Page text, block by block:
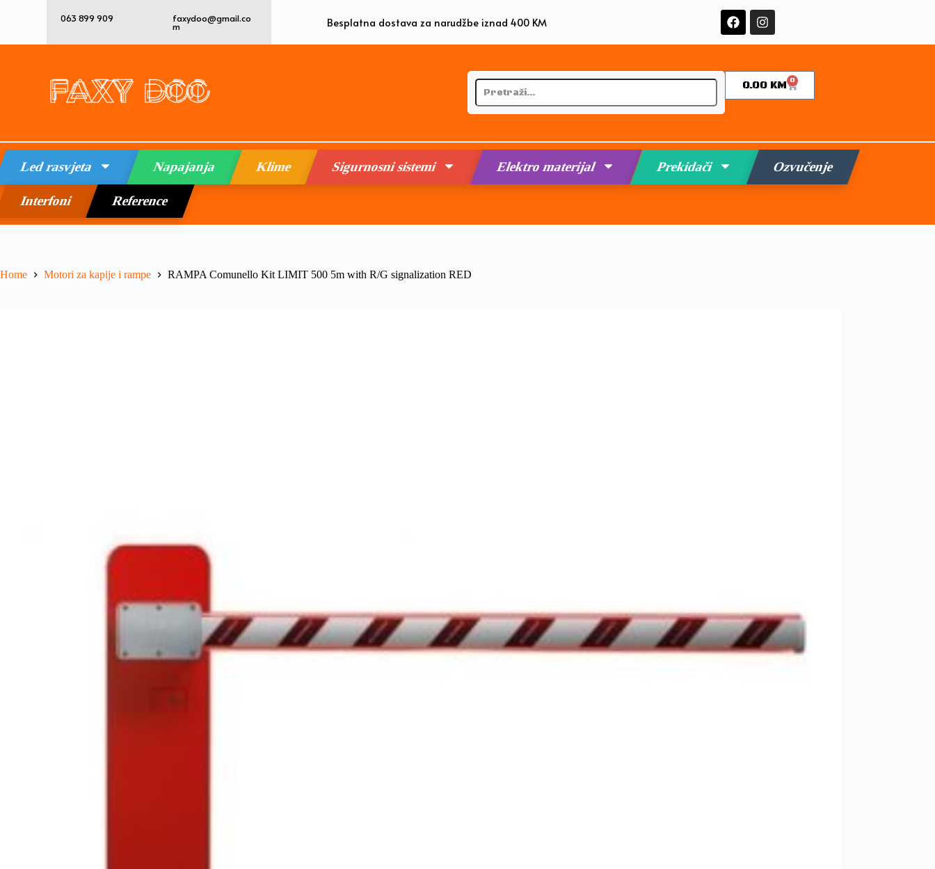
063 899 909 faxydoo@gmail.co
m Besplatna dostava za narudžbe iznad 400 KM
0.00 KM 0
Led rasvjeta Napajanja Klime Sigurnosni sistemi Elektro materijal Prekidači Ozvučenje
Interfoni Reference
Home Motori za kapije i rampe RAMPA Comunello Kit LIMIT 500 5m with R/G signalization RED